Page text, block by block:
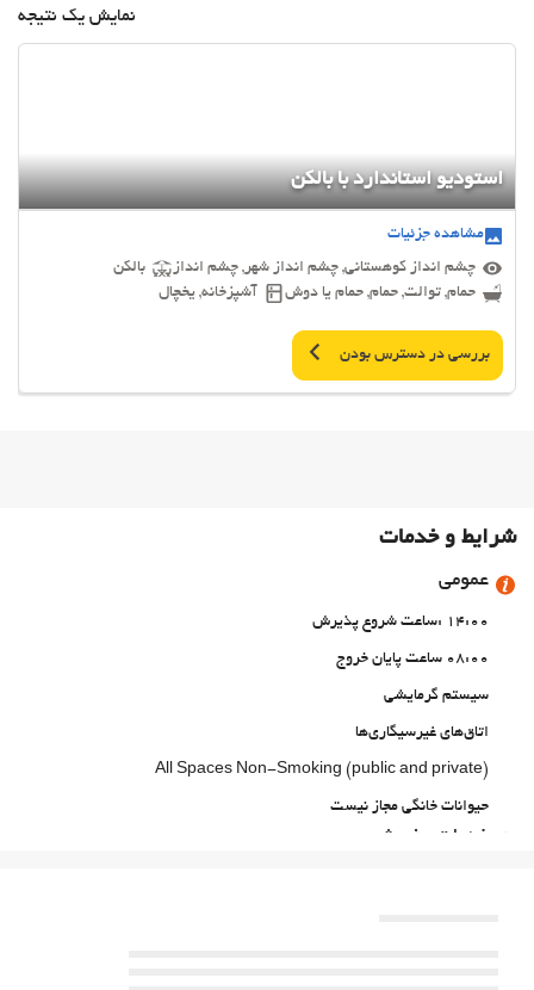
نمایش یک نتیجه
استودیو استاندارد با بالکن
مشاهده جزئیات
چشم انداز کوهستانی, چشم انداز شهر, چشم انداز
بالکن
حمام, توالت, حمام, حمام یا دوش
آشپزخانه, یخچال
بررسی در دسترس بودن
شرایط و خدمات
عمومی
14:00 :ساعت شروع پذیرش
08:00 ساعت پایان خروج
سیستم گرمایشی
اتاق‌های غیرسیگاری‌ها
All Spaces Non-Smoking (public and private)
حیوانات خانگی مجاز نیست
خدمات پذیرش